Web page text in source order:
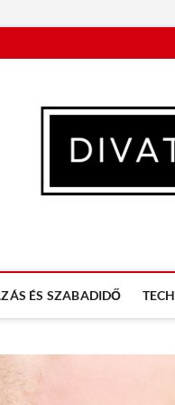
ÉS SZABADIDŐ TECH